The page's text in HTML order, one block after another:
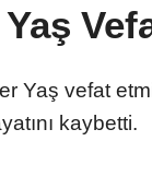
Yaş vefat
kaybetti.